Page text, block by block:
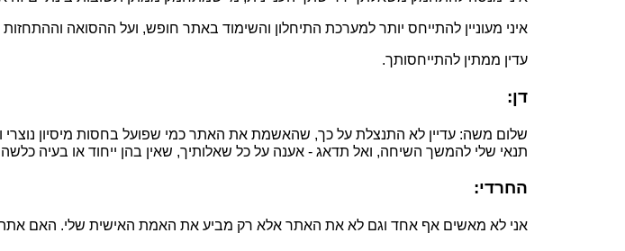
איני מעוניין להתייחס יותר למערכת התיחלון והשימוד באתר חופש, ועל ההסואה וההתחזות
עדין ממתין להתייחסותך.
דן:
שלום משה: עדיין לא התנצלת על כך, שהאשמת את האתר כמי שפועל בחסות מיסיון
תנאי שלי להמשך השיחה, ואל תדאג - אענה על כל שאלותיך, שאין בהן ייחוד או בעיה
החרדי:
אני לא מאשים אף אחד וגם לא את האתר אלא רק מביע את האמת האישית שלי. האם